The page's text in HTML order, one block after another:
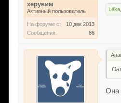
херувим
Активный пользователь
На форуме с:
10 дек 2013
Сообщения:
86
Lёka
Она